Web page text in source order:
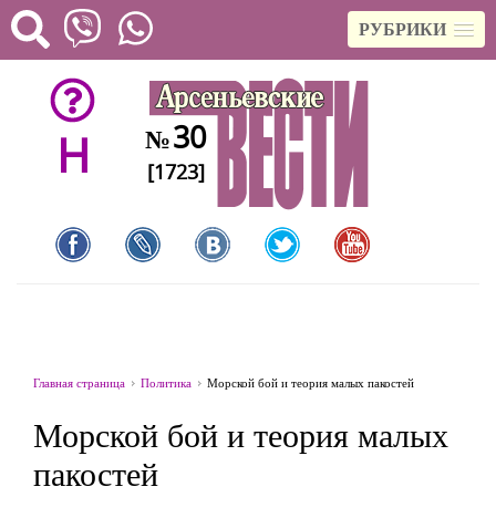
РУБРИКИ
H №30
[1723]
Главная страница Политика Морской бой и теория малых пакостей
Морской бой и теория малых
пакостей